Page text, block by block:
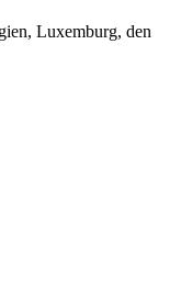
Luxemburg, den